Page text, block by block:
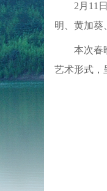
2月11
明、黄加葵
本次春
艺术形式，